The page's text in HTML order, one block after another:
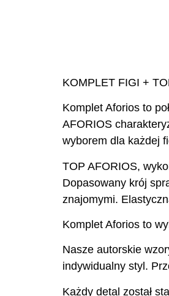
KOMPLET FIGI +
Komplet Aforios to
AFORIOS
wyborem dla każdej
TOP AFORIOS,
Dopasowany krój
znajomymi.
Komplet Aforios to
Nasze autorskie
indywidualny styl.
Każdy detal został